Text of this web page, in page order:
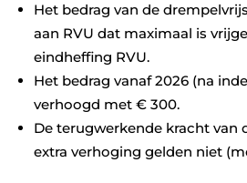
Het bedrag van de
aan RVU dat maximaal is
eindheffing RVU.
Het bedrag vanaf 2026 (na
verhoogd met € 300.
De terugwerkende kracht van
extra verhoging gelden niet